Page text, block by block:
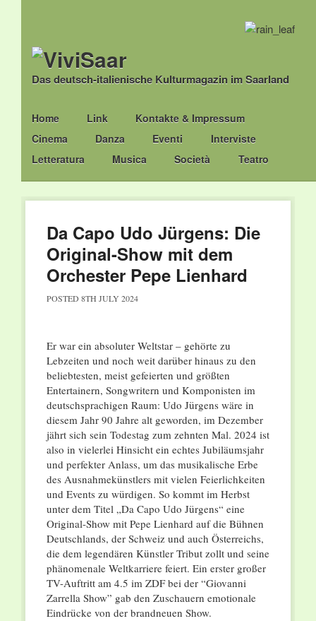
Das deutsch-italienische Kulturmagazin im Saarland
Main menu
Skip
to
content
Home Link
Kontakte & Impressum
Cinema
Danza Eventi
Interviste
Letteratura
Musica Società Teatro
Da Capo Udo Jürgens: Die
Original-Show mit dem
Orchester Pepe Lienhard
POSTED 8TH JULY 2024
Er war ein absoluter Weltstar – gehörte zu
Lebzeiten und noch weit darüber hinaus zu den
beliebtesten, meist gefeierten und größten
Entertainern, Songwritern und Komponisten im
deutschsprachigen Raum: Udo Jürgens wäre in
diesem Jahr 90 Jahre alt geworden, im Dezember
jährt sich sein Todestag zum zehnten Mal. 2024 ist
also in vielerlei Hinsicht ein echtes Jubiläumsjahr
und perfekter Anlass, um das musikalische Erbe
des Ausnahmekünstlers mit vielen Feierlichkeiten
und Events zu würdigen. So kommt im Herbst
unter dem Titel „Da Capo Udo Jürgens“ eine
Original-Show mit Pepe Lienhard auf die Bühnen
Deutschlands, der Schweiz und auch Österreichs,
die dem legendären Künstler Tribut zollt und seine
phänomenale Weltkarriere feiert. Ein erster großer
TV-Auftritt am 4.5 im ZDF bei der “Giovanni
Zarrella Show” gab den Zuschauern emotionale
Eindrücke von der brandneuen Show.